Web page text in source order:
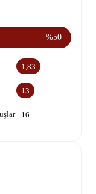
%50
1,83
13
16